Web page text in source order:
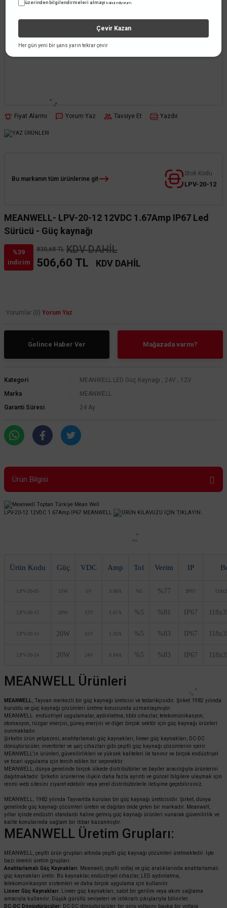
Fiyat Alarmı Yorum Yaz Tavsiye Et Yazdır
Bu markanın tüm ürünlerine git
Stok Kodu
LPV-20-12
MEANWELL- LPV-20-12 12VDC 1.67Amp IP67 Led
Sürücü - Güç kaynağı
%39
indirim
830,68 TL KDV DAHİL
506,60 TL KDV DAHİL
Yorumlar (0) Yorum Yaz
Gelince Haber Ver Mağazada varmı?
Kategori MEANWELL LED Güç Kaynağı , 24V , 12V
Marka
MEANWELL
Garanti Süresi
24 Ay
Ürün Bilgisi
LPV-20-12 12VDC 1.67Amp IP67 MEANWELL ÜRÜN KILAVUZU İÇİN TIKLAYIN..
Ürün Kodu Güç VDC Amp Tol Verim IP
LPV-20-05 15W 5V 3.00A %5 %77 IP67
LPV-20-12 20W 12V 1.67A %5 %81 IP67
LPV-20-15 20W 15V 1.33A %5 %83 IP67
LPV-20-24 20W 24V 0.84A %5 %83 IP67
MEANWELL Ürünleri
MEANWELL
, Tayvan merkezli bir güç kaynağı üreticisi ve tedarikçisidir. Şirket 1982 yılında
kuruldu ve güç kaynağı çözümleri üretme konusunda uzmanlaşmıştır.
MEANWELL endüstriyel uygulamalar, aydınlatma, tıbbi cihazlar, telekomünikasyon,
otomasyon, rüzgar enerjisi, güneş enerjisi ve diğer birçok sektör için güç kaynağı ürünleri
sunmaktadır.
Şirketin ürün yelpazesi, anahtarlamalı güç kaynakları, lineer güç kaynakları, DC-DC
dönüştürücüler, invertörler ve şarj cihazları gibi çeşitli güç kaynağı çözümlerini içerir.
MEANWELL'in ürünleri, güvenilirlikleri ve yüksek kaliteleri ile tanınır ve birçok endüstriyel
ve ticari uygulama için tercih edilen bir seçenektir.
MEANWELL, dünya genelinde birçok ülkede distribütörler ve bayiler aracılığıyla ürünlerini
dağıtmaktadır. Şirketin ürünlerine ilişkin daha fazla ayrıntı ve güncel bilgilere ulaşmak için
resmi web sitesini ziyaret edebilir veya yerel distribütörlerle iletişime geçebilirsiniz.
MEANWELL, 1982 yılında Tayvan'da kurulan bir güç kaynağı üreticisidir. Şirket, dünya
genelinde güç kaynağı çözümleri üreten ve dağıtan önde gelen bir markadır. Meanwell,
yıllar içinde endüstri standardı haline gelmiş güç kaynağı ürünleri sunarak güvenilirlik ve
kalite konularında sağlam bir itibar kazanmıştır.
MEANWELL Üretim Grupları:
MEANWELL, çeşitli ürün grupları altında çeşitli güç kaynağı çözümleri üretmektedir. İşte
bazı önemli üretim grupları:
Anahtarlamalı Güç Kaynakları: Meanwell, çeşitli voltaj ve güç aralıklarında anahtarlamalı
güç kaynakları üretir. Bu kaynaklar, endüstriyel cihazlar, LED aydınlatma,
telekomünikasyon sistemleri ve daha birçok uygulama için kullanılır.
Lineer Güç Kaynakları: Lineer güç kaynakları, sabit bir gerilim veya akım sağlama
amacıyla kullanılır. Düşük gürültü seviyeleri ve istikrarlı çıkışlarıyla bilinirler.
DC-DC Dönüştürücüler: DC-DC dönüştürücüler, bir giriş voltajını başka bir voltaja
üzerinden bilgilendirmeleri almayı kabul ediyorum.
Çevir Kazan
Her gün yeni bir şans yarın tekrar çevir